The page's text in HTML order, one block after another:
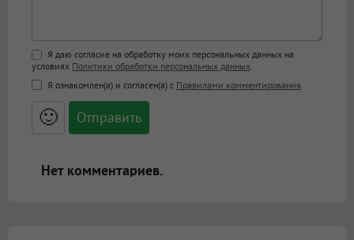
Поддержка HTML
<b>, <strong>, <u>, <i>, <em>, <s>, <big>,
<small>, <sup>, <sub>, <pre>, <ul>, <ol>, <li>,
<blockquote>, <code> экранирует HTML,
адреса URL автоматически становятся
ссылками, и [img]адрес[/img] будет
Я даю согласие на обработку моих персональных данных на
условиях Политики обработки персональных данных
Я ознакомлен(а) и согласен(а) с Правилами комментирования
🙂
Нет комментариев.